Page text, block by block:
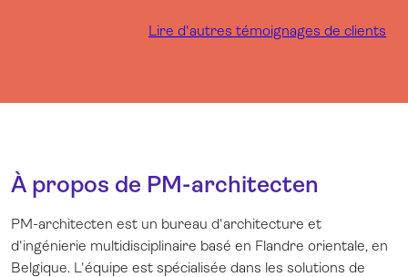
Lire d'autres témoignages de clients
À propos de PM-architecten
PM-architecten est un bureau d'architecture et
d'ingénierie multidisciplinaire basé en Flandre orientale, en
Belgique. L'équipe est spécialisée dans les solutions de